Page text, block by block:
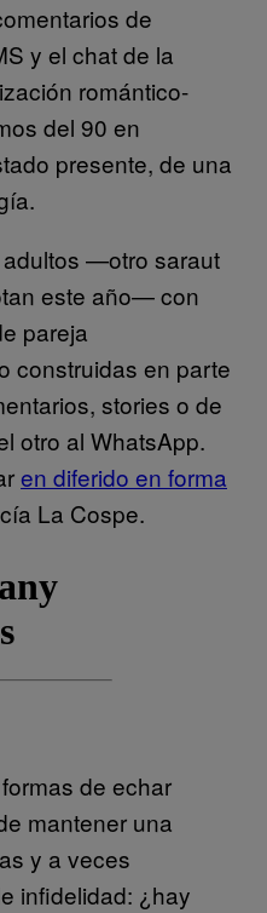
de
y el chat de la
romántico-
del 90 en
presente, de una
—otro saraut
este año— con
pareja
construidas en parte
stories o de
otro al WhatsApp.
en diferido en forma
La Cospe.
de echar
mantener una
y a veces
infidelidad: ¿hay